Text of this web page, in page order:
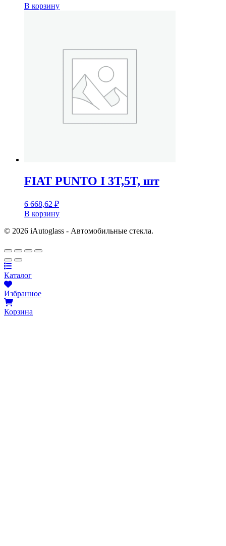
В корзину
FIAT PUNTO I 3T,5T, шт
6 668,62 ₽
В корзину
© 2026 iAutoglass - Автомобильные стекла.
Каталог
Избранное
Корзина